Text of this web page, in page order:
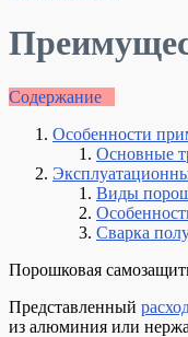
Содержание
Особенности
Основные
Виды
Сварка
Порошковая
Представленный
из алюминия или